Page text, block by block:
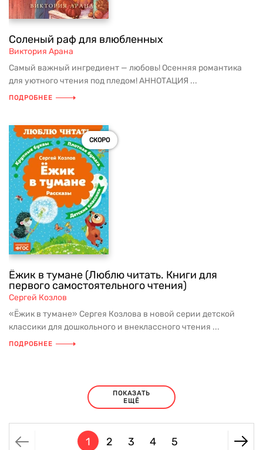
Соленый раф для влюбленных
Виктория Арана
Самый важный ингредиент — любовь! Осенняя романтика
для уютного чтения под пледом! АННОТАЦИЯ ...
ПОДРОБНЕЕ
СКОРО
Ёжик в тумане (Люблю читать. Книги для
первого самостоятельного чтения)
Сергей Козлов
«Ёжик в тумане» Сергея Козлова в новой серии детской
классики для дошкольного и внеклассного чтения ...
ПОДРОБНЕЕ
ПОКАЗАТЬ
ЕЩЁ
1 2 3 4 5